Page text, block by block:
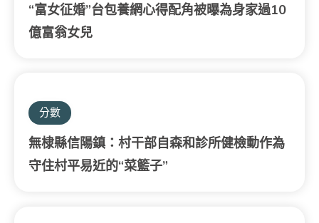
“富女征婚”台包養網心得配角被曝為身家過10
億富翁女兒
分數
無棣縣信陽鎮：村干部自森和診所健檢動作為
守住村平易近的“菜籃子”